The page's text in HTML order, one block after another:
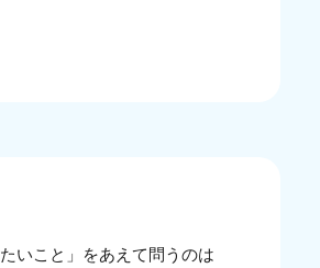
いこと」をあえて問うのは